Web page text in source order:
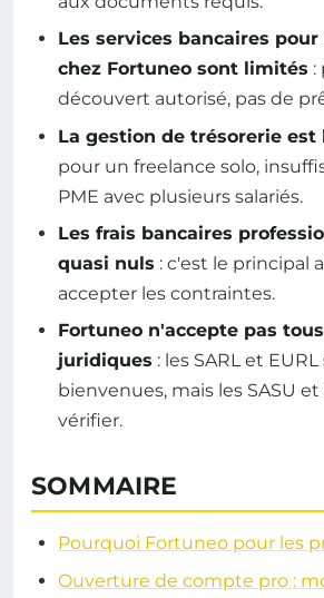
Les services bancaires
chez Fortuneo sont limités :
découvert autorisé, pas de
La gestion de trésorerie est
pour un freelance solo,
PME avec plusieurs salariés.
Les frais bancaires
quasi nuls : c'est le principal
accepter les contraintes.
Fortuneo n'accepte pas
juridiques : les SARL et
bienvenues, mais les SASU
vérifier.
SOMMAIRE
Pourquoi Fortuneo pour les
Ouverture de compte pro :